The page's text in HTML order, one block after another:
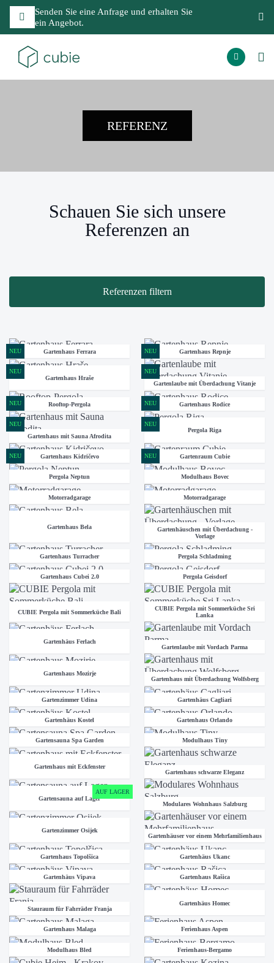
Senden Sie eine Anfrage und erhalten Sie
ein Angebot.
REFERENZ
Schauen Sie sich unsere
Referenzen an
Referenzen filtern
NEU Gartenhaus Ferrara NEU Gartenhaus Repnje
NEU
Gartenhaus Hraše
NEU
Gartenlaube mit Überdachung Vitanje
NEU Rooftop-Pergola NEU Gartenhaus Rodice
NEU
Gartenhaus mit Sauna Afrodita
NEU
Pergola Riga
NEU Gartenhaus Kidričevo NEU Gartenraum Cubie
Pergola Neptun Modulhaus Bovec
Motorradgarage Motorradgarage
Gartenhaus Bela
Gartenhäuschen mit Überdachung -
Vorlage
Gartenhaus Turracher Pergola Schladming
Gartenhaus Cubei 2.0 Pergola Geisdorf
CUBIE Pergola mit Sommerküche Bali
CUBIE Pergola mit Sommerküche Sri
Lanka
Gartenhäus Ferlach
Gartenlaube mit Vordach Parma
Gartenhaus Mozirje
Gartenhaus mit Überdachung Wolfsberg
Gartenzimmer Udina Gartenhäus Cagliari
Gartenhäus Kostel Gartenhaus Orlando
Gartensauna Spa Garden Modulhaus Tiny
Gartenhaus mit Eckfenster
Gartenhaus schwarze Eleganz
AUF LAGER
Gartensauna auf Lager
Modulares Wohnhaus Salzburg
Gartenzimmer Osijek
Gartenhäuser vor einem Mehrfamilienhaus
Gartenhaus Topolšica Gartenhäus Ukanc
Gartenhäus Vipava Gartenhaus Rašica
Stauraum für Fahrräder Franja
Gartenhäus Homec
Gartenhaus Malaga Ferienhaus Aspen
Modulhaus Bled Ferienhaus-Bergamo